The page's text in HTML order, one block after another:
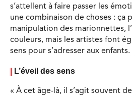
s’attellent à faire passer les
une combinaison de choses : ça
manipulation des marionnettes,
couleurs, mais les artistes font
sens pour s’adresser aux enfants.
L’éveil des sens
« À cet âge-là, il s’agit souvent